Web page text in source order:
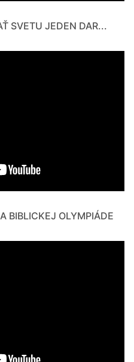
SVETU JEDEN DAR...
BIBLICKEJ OLYMPIÁDE